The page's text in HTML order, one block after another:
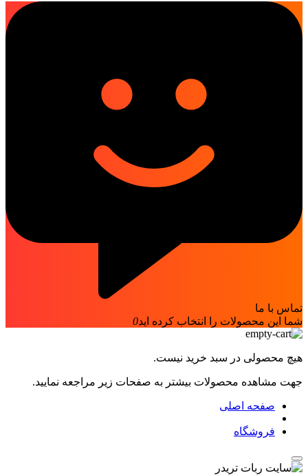
تماس با ما
شما این محصولات را انتخاب کرده اید0
هیچ محصولی در سبد خرید نیست.
جهت مشاهده محصولات بیشتر به صفحات زیر مراجعه نمایید.
صفحه اصلی
فروشگاه